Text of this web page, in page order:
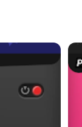
れています。
では、互換性
ルジックなゲ